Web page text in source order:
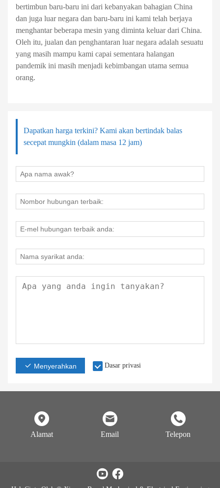
bertimbun baru-baru ini dari kebanyakan bahagian China
dan juga luar negara dan baru-baru ini kami telah berjaya
menghantar beberapa mesin yang diminta keluar dari China.
Oleh itu, jualan dan penghantaran luar negara adalah sesuatu
yang masih mampu kami capai sementara halangan
pandemik ini masih menjadi kebimbangan utama semua
orang.
Dapatkan harga terkini? Kami akan bertindak balas
secepat mungkin (dalam masa 12 jam)
Menyerahkan Dasar privasi
Alamat Email Telepon